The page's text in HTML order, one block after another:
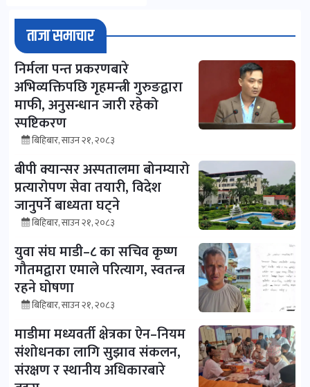
ताजा समाचार
निर्मला पन्त प्रकरणबारे
अभिव्यक्तिपछि गृहमन्त्री गुरुङद्वारा
माफी, अनुसन्धान जारी रहेको
स्पष्टिकरण
बिहिबार, साउन २१, २०८३
बीपी क्यान्सर अस्पतालमा बोनम्यारो
प्रत्यारोपण सेवा तयारी, विदेश
जानुपर्ने बाध्यता घट्ने
बिहिबार, साउन २१, २०८३
युवा संघ माडी–८ का सचिव कृष्ण
गौतमद्वारा एमाले परित्याग, स्वतन्त्र
रहने घोषणा
बिहिबार, साउन २१, २०८३
माडीमा मध्यवर्ती क्षेत्रका ऐन–नियम
संशोधनका लागि सुझाव संकलन,
संरक्षण र स्थानीय अधिकारबारे